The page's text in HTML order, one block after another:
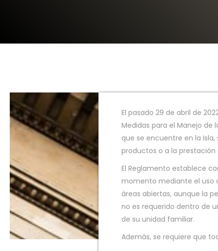
El pasado 29 de abril de
Medidas para el Manejo de
que se encuentre en la
productos o a la
El Reglamento establece
momento mediante el uso
áreas abiertas, aunque la
no es requerido dentro de
de su unidad familiar.
Además, se requiere que